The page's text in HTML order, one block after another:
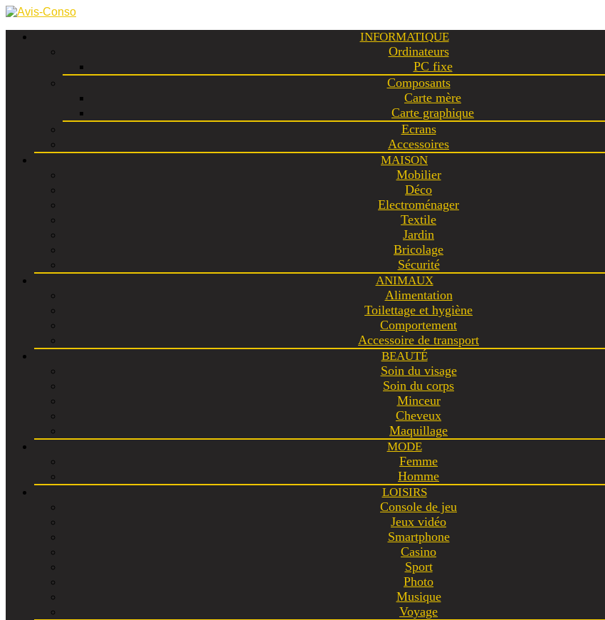
INFORMATIQUE
Ordinateurs
PC fixe
Composants
Carte mère
Carte graphique
Ecrans
Accessoires
MAISON
Mobilier
Déco
Electroménager
Textile
Jardin
Bricolage
Sécurité
ANIMAUX
Alimentation
Toilettage et hygiène
Comportement
Accessoire de transport
BEAUTÉ
Soin du visage
Soin du corps
Minceur
Cheveux
Maquillage
MODE
Femme
Homme
LOISIRS
Console de jeu
Jeux vidéo
Smartphone
Casino
Sport
Photo
Musique
Voyage